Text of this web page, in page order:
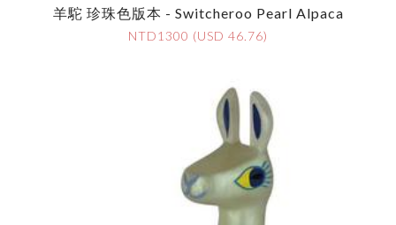
羊駝 珍珠色版本 - Switcheroo Pearl Alpaca
NTD1300 (USD 46.76)